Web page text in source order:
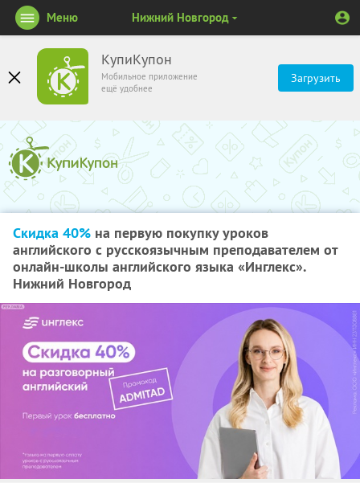
КупиКупон
Мобильное приложение
ещё удобнее
Загрузить
Меню Нижний Новгород
Скидка 40% на первую покупку уроков
английского с русскоязычным преподавателем от
онлайн-школы английского языка «Инглекс».
Нижний Новгород